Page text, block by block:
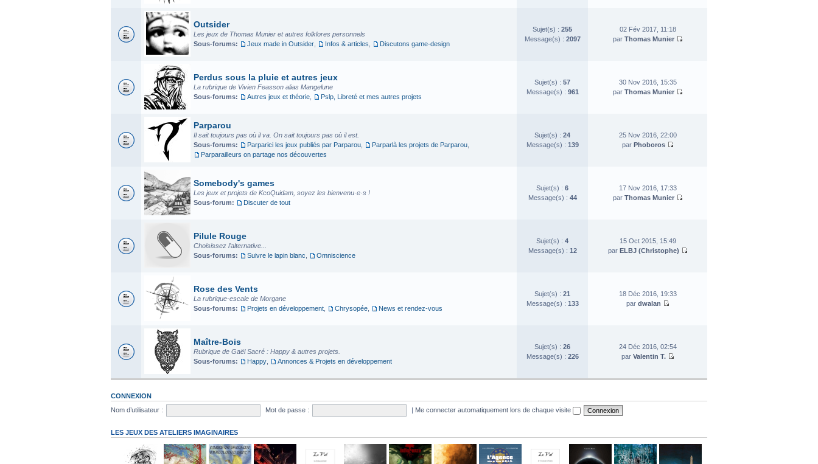
Outsider
Les jeux de Thomas Munier et autres folklores personnels
Sous-forums:
Jeux made in Outsider Infos & articles Discutons game-design
Sujet(s) : 255
Message(s) : 2097
02 Fév 2017, 11:18
par Thomas Munier
Perdus sous la pluie et autres jeux
La rubrique de Vivien Feasson alias Mangelune
Sous-forums:
Autres jeux et théorie Pslp, Libreté et mes autres projets
Sujet(s) : 57
Message(s) : 961
30 Nov 2016, 15:35
par Thomas Munier
Parparou
Il sait toujours pas où il va. On sait toujours pas où il est.
Sous-forums:
Parparici les jeux publiés par Parparou Parparlà les projets de Parparou
Parparailleurs on partage nos découvertes
Sujet(s) : 24
Message(s) : 139
25 Nov 2016, 22:00
par Phoboros
Somebody's games
Les jeux et projets de KcoQuidam, soyez les bienvenu·e·s !
Sous-forum:
Discuter de tout
Sujet(s) : 6
Message(s) : 44
17 Nov 2016, 17:33
par Thomas Munier
Pilule Rouge
Choisissez l'alternative...
Sous-forums:
Suivre le lapin blanc Omniscience
Sujet(s) : 4
Message(s) : 12
15 Oct 2015, 15:49
par ELBJ (Christophe)
Rose des Vents
La rubrique-escale de Morgane
Sous-forums:
Projets en développement Chrysopée News et rendez-vous
Sujet(s) : 21
Message(s) : 133
18 Déc 2016, 19:33
par dwalan
Maître-Bois
Rubrique de Gaël Sacré : Happy & autres projets.
Sous-forums:
Happy Annonces & Projets en développement
Sujet(s) : 26
Message(s) : 226
24 Déc 2016, 02:54
par Valentin T.
CONNEXION
Nom d’utilisateur :
Mot de passe : | Me connecter automatiquement lors de chaque visite
LES JEUX DES ATELIERS IMAGINAIRES